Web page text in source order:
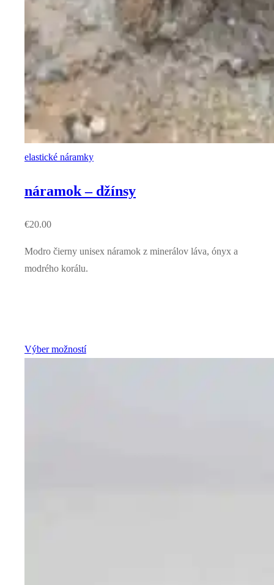
elastické náramky
náramok – džínsy
€20.00
Modro čierny unisex náramok z minerálov láva, ónyx a
modrého korálu.
Výber možností